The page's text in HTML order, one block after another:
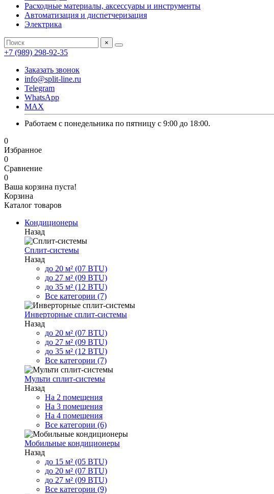
Расходные материалы, аксессуары и инструменты
Автоматизация и диспетчеризация
Электрика
×
+7 (989) 298-92-35
Заказать звонок
info@split-line.ru
Telegram
WhatsApp
MAX
Работаем с понедельника по пятницу с 9:00 до 18:00.
0
Избранное
0
Сравнение
0
Ваша корзина пуста!
Корзина
Каталог товаров
Кондиционеры
Назад
Сплит-системы
Назад
до 20 м² (07 BTU)
до 27 м² (09 BTU)
до 35 м² (12 BTU)
Все категории (7)
Инверторные сплит-системы
Назад
до 20 м² (07 BTU)
до 27 м² (09 BTU)
до 35 м² (12 BTU)
Все категории (7)
Мульти сплит-системы
Назад
На 2 помещения
На 3 помещения
На 4 помещения
Все категории (6)
Мобильные кондиционеры
Назад
до 15 м² (05 BTU)
до 20 м² (07 BTU)
до 27 м² (09 BTU)
Все категории (9)